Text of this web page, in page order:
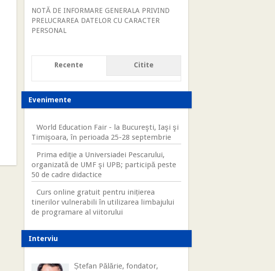
NOTĂ DE INFORMARE GENERALA PRIVIND
PRELUCRAREA DATELOR CU CARACTER
PERSONAL
Recente Citite
Evenimente
World Education Fair - la Bucureşti, Iaşi şi
Timişoara, în perioada 25-28 septembrie
Prima ediţie a Universiadei Pescarului,
organizată de UMF şi UPB; participă peste
50 de cadre didactice
Curs online gratuit pentru inițierea
tinerilor vulnerabili în utilizarea limbajului
de programare al viitorului
Interviu
Ștefan Pălărie, fondator,